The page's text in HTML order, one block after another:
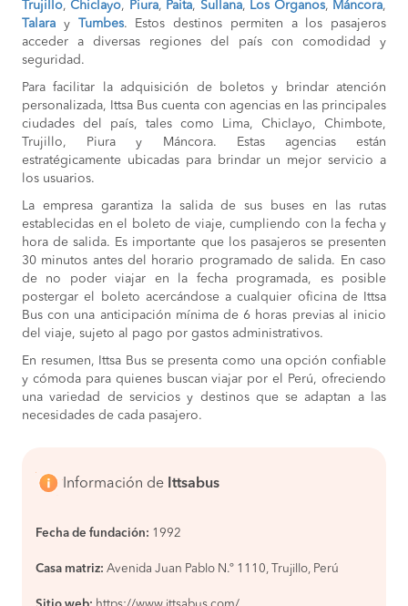
Chiclayo a
Piura
S/30
Mancora a
Chiclayo
COMPRAR
Chiclayo a
Tumbes
S/110
COMPRAR
Chiclayo a
Trujillo
COMPRAR
Lima a
Chimbote
S/100
COMPRAR
Trujillo a
Sullana
S/65
COMPRAR
Chimbote a
Lima
S/100
COMPRAR
Trujillo a
Trujillo a
Mancora a
COMPRAR
Chimbote a
Trujillo,Chiclayo, Piura, Paita, Sullana, Los Órganos, Máncora,
Talara y Tumbes. Estos destinos permiten a los pasajeros
acceder a diversas regiones del país con comodidad y
seguridad.
Para facilitar la adquisición de boletos y brindar atención
personalizada, Ittsa Bus cuenta con agencias en las principales
ciudades del país, tales como Lima, Chiclayo, Chimbote,
Trujillo, Piura y Máncora. Estas agencias están
estratégicamente ubicadas para brindar un mejor servicio a
los usuarios.
La empresa garantiza la salida de sus buses en las rutas
establecidas en el boleto de viaje, cumpliendo con la fecha y
hora de salida. Es importante que los pasajeros se presenten
30 minutos antes del horario programado de salida. En caso
de no poder viajar en la fecha programada, es posible
postergar el boleto acercándose a cualquier oficina de Ittsa
Bus con una anticipación mínima de 6 horas previas al inicio
del viaje, sujeto al pago por gastos administrativos.
En resumen, Ittsa Bus se presenta como una opción confiable
y cómoda para quienes buscan viajar por el Perú, ofreciendo
una variedad de servicios y destinos que se adaptan a las
necesidades de cada pasajero.
Información de Ittsabus
Fecha de fundación: 1992
Casa matriz: Avenida Juan Pablo N.º 1110, Trujillo, Perú